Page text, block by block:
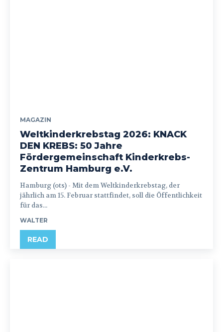
MAGAZIN
Weltkinderkrebstag 2026: KNACK
DEN KREBS: 50 Jahre
Fördergemeinschaft Kinderkrebs-
Zentrum Hamburg e.V.
Hamburg (ots) - Mit dem Weltkinderkrebstag, der
jährlich am 15. Februar stattfindet, soll die Öffentlichkeit
für das...
WALTER
READ